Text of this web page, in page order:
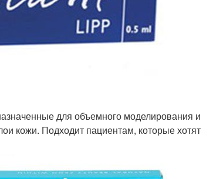
для объемного моделирования и
кожи. Подходит пациентам, которые хотят